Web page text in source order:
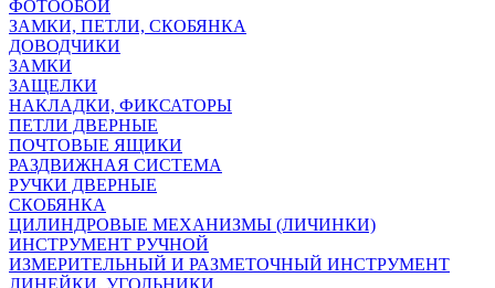
ФОТООБОИ
ЗАМКИ, ПЕТЛИ, СКОБЯНКА
ДОВОДЧИКИ
ЗАМКИ
ЗАЩЕЛКИ
НАКЛАДКИ, ФИКСАТОРЫ
ПЕТЛИ ДВЕРНЫЕ
ПОЧТОВЫЕ ЯЩИКИ
РАЗДВИЖНАЯ СИСТЕМА
РУЧКИ ДВЕРНЫЕ
СКОБЯНКА
ЦИЛИНДРОВЫЕ МЕХАНИЗМЫ (ЛИЧИНКИ)
ИНСТРУМЕНТ РУЧНОЙ
ИЗМЕРИТЕЛЬНЫЙ И РАЗМЕТОЧНЫЙ ИНСТРУМЕНТ
ЛИНЕЙКИ, УГОЛЬНИКИ